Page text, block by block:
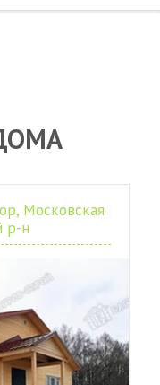
Московская
р-н